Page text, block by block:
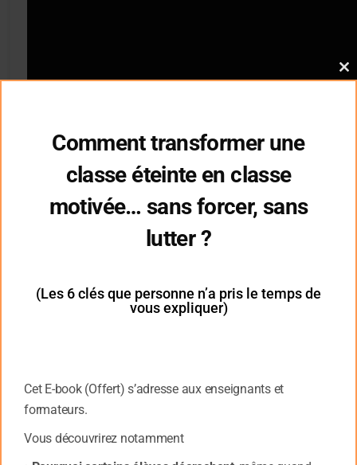
Interview d’Ostiane Mathon
Ostiane Mathonenseignante depuis
formation des enseignants, intervient
en formation initiale et continue sur tout
le territoire auprès de différents centres
Comment transformer une
classe éteinte en classe
motivée… sans forcer, sans
lutter ?
(Les 6 clés que personne n’a pris le temps de
vous expliquer)
Cet E-book (Offert) s’adresse aux enseignants et
formateurs.
Vous découvrirez notamment